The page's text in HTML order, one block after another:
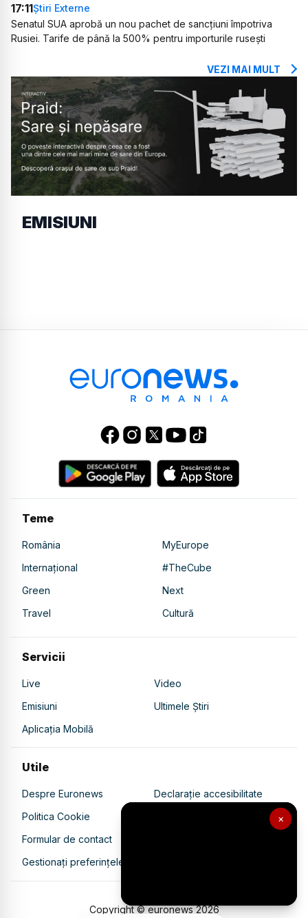
×
17:11Știri Externe
Senatul SUA aprobă un nou pachet de sancțiuni împotriva
Rusiei. Tarife de până la 500% pentru importurile rusești
VEZI MAI MULT
EMISIUNI
Teme
România
MyEurope
Internațional
#TheCube
Green
Next
Travel
Cultură
Servicii
Live
Video
Emisiuni
Ultimele Știri
Aplicația Mobilă
Utile
Despre Euronews
Declarație accesibilitate
Politica Cookie
Politica de confidențialitate
Formular de contact
Gestionați preferințele
Copyright © euronews2026